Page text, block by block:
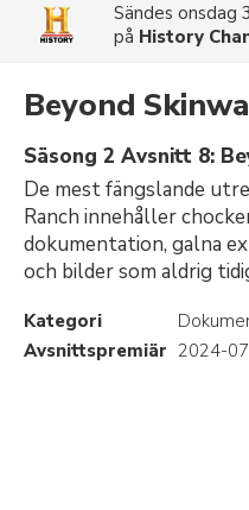
Sändes onsdag
på History
Beyond
Säsong 2 Avsnitt 8:
De mest fängslande
Ranch innehåller
dokumentation, galna
och bilder som aldrig
Kategori
Avsnittspremiär 2024-